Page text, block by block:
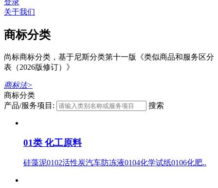
登录
关于我们
商标分类
尚标商标分类，基于尼斯分类第十一版《类似商品和服务区分
表（2026版修订）》
商标法>
商标分类
产品/服务项目:
搜索
01类 化工原料
硅藻泥0102活性炭汽车防冻液0104化学试纸0106化肥..